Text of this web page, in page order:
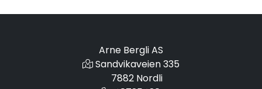
Arne Bergli AS
Sandvikaveien 335
7882 Nordli